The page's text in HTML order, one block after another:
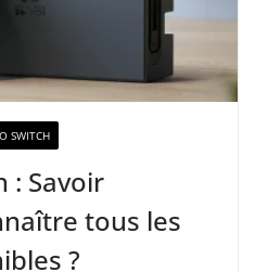
SWITCH
: Savoir
tous les
?